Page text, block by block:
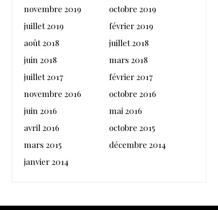
novembre 2019
octobre 2019
juillet 2019
février 2019
août 2018
juillet 2018
juin 2018
mars 2018
juillet 2017
février 2017
novembre 2016
octobre 2016
juin 2016
mai 2016
avril 2016
octobre 2015
mars 2015
décembre 2014
janvier 2014